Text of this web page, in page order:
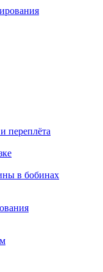
переплёта
в бобинах